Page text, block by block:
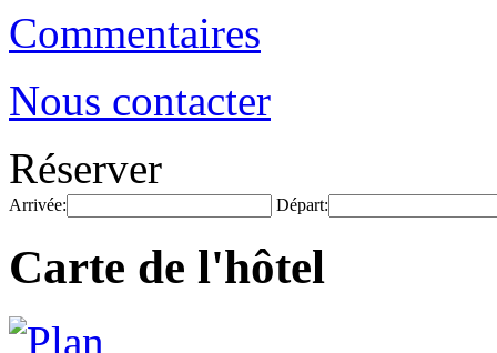
Commentaires
Nous contacter
Réserver
Arrivée: Départ:
Carte de l'hôtel